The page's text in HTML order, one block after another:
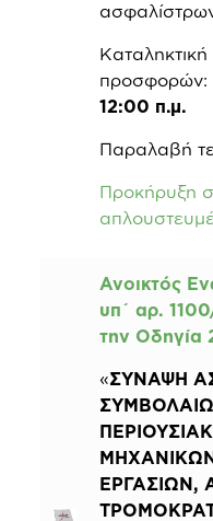
προσφορών:
12:00 π.μ.
Παραλαβή
Προκήρυξη
Ανοικτός
υπ΄ αρ.
την Οδηγία
«ΣΥΝΑΨΗ
ΕΡΓΑΣΙΩΝ,